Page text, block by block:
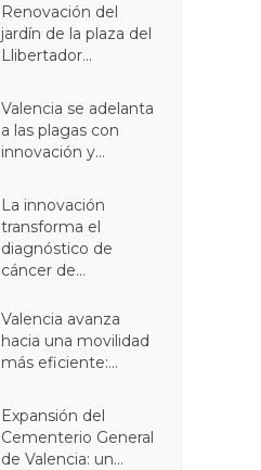
Renovación del
jardín de la plaza del
Llibertador...
Valencia se adelanta
a las plagas con
innovación y...
La innovación
transforma el
diagnóstico de
cáncer de...
Valencia avanza
hacia una movilidad
más eficiente:...
Expansión del
Cementerio General
de Valencia: un...